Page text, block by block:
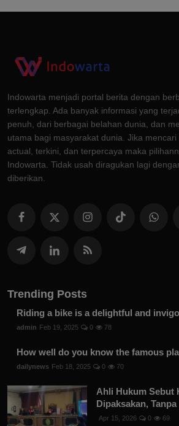
Indowarta menjadi portal berita dengan
terlengkap. Ada banyak informasi yang
penuh, dari berbagai belahan dunia, dan
utama bagi masyarakat dunia. Jika
actual, terkini, dan terpercaya maka
Indowarta. Tidak usah diragukan lagi
diberikan.
Trending Posts
Riding a bike is a delightful and
admin Feb 19, 2025 0 78
How well do you know the famous
dailynews Feb 18, 2025 0 70
Ahli Hukum Sebut
Dipaksakan, Tanpa
Apr 15, 2026 0 69